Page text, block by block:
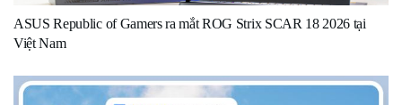
ASUS Republic of Gamers ra mắt ROG Strix SCAR 18 2026 tại
Việt Nam